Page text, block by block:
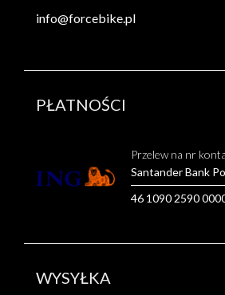
info@forcebike.pl
PŁATNOŚCI
Przelew na nr
Santander Bank
46 1090 2590
WYSYŁKA